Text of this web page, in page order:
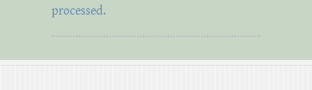
processed.